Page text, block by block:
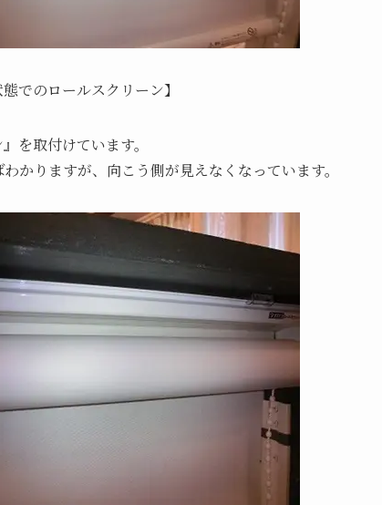
でのロールスクリーン】
を取付けています。
かりますが、向こう側が見えなくなっています。